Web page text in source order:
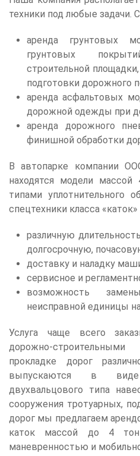
техники под любые задачи.
аренда грунтовых
грунтовых
строительной
подготовки дорожного
аренда асфальтовых
дорожной одежды при
аренда дорожного
финишной обработки
В автопарке компании
находятся модели
типами уплотнительного
спецтехники класса
различную
долгосрочную,
доставку и наладку
сервисное и
возможность
неисправной единицы
Услуга чаще всего
дорожно-
прокладке дорог
выпускаются в
двухвальцового типа
сооружения тротуарных,
дорог мы предлагаем
каток массой до 4
маневренностью и